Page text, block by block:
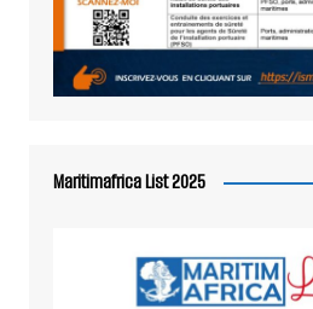
Maritimafrica List 2025